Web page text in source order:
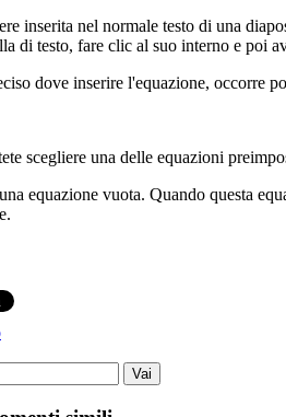
inserita nel normale testo di una
di testo, fare clic al suo interno e poi
dove inserire l'equazione, occorre
scegliere una delle equazioni
equazione vuota. Quando questa
Vai